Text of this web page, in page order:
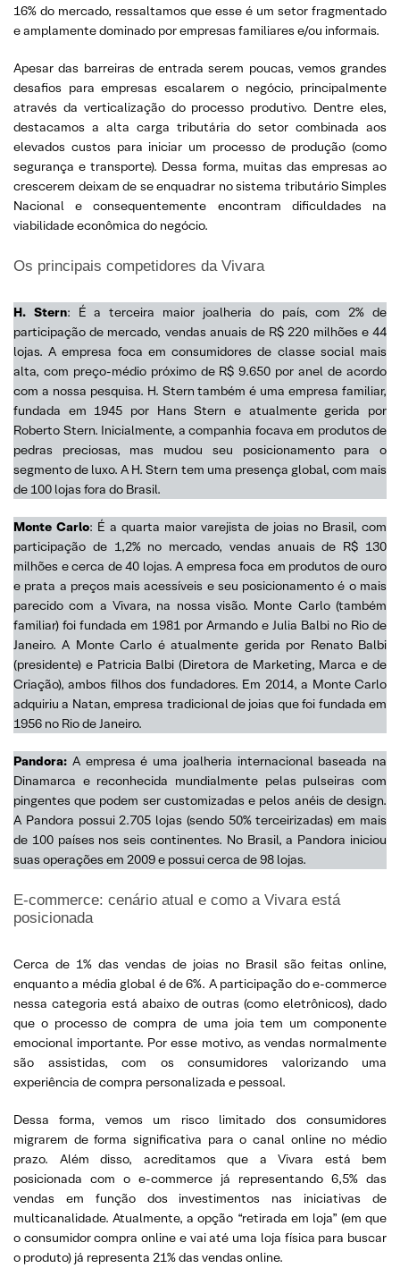
16% do mercado, ressaltamos que esse é um setor fragmentado
e amplamente dominado por empresas familiares e/ou informais.
Apesar das barreiras de entrada serem poucas, vemos grandes
desafios para empresas escalarem o negócio, principalmente
através da verticalização do processo produtivo. Dentre eles,
destacamos a alta carga tributária do setor combinada aos
elevados custos para iniciar um processo de produção (como
segurança e transporte). Dessa forma, muitas das empresas ao
crescerem deixam de se enquadrar no sistema tributário Simples
Nacional e consequentemente encontram dificuldades na
viabilidade econômica do negócio.
Os principais competidores da Vivara
H. Stern: É a terceira maior joalheria do país, com 2% de
participação de mercado, vendas anuais de R$ 220 milhões e 44
lojas. A empresa foca em consumidores de classe social mais
alta, com preço-médio próximo de R$ 9.650 por anel de acordo
com a nossa pesquisa. H. Stern também é uma empresa familiar,
fundada em 1945 por Hans Stern e atualmente gerida por
Roberto Stern. Inicialmente, a companhia focava em produtos de
pedras preciosas, mas mudou seu posicionamento para o
segmento de luxo. A H. Stern tem uma presença global, com mais
de 100 lojas fora do Brasil.
Monte Carlo: É a quarta maior varejista de joias no Brasil, com
participação de 1,2% no mercado, vendas anuais de R$ 130
milhões e cerca de 40 lojas. A empresa foca em produtos de ouro
e prata a preços mais acessíveis e seu posicionamento é o mais
parecido com a Vivara, na nossa visão. Monte Carlo (também
familiar) foi fundada em 1981 por Armando e Julia Balbi no Rio de
Janeiro. A Monte Carlo é atualmente gerida por Renato Balbi
(presidente) e Patricia Balbi (Diretora de Marketing, Marca e de
Criação), ambos filhos dos fundadores. Em 2014, a Monte Carlo
adquiriu a Natan, empresa tradicional de joias que foi fundada em
1956 no Rio de Janeiro.
Pandora: A empresa é uma joalheria internacional baseada na
Dinamarca e reconhecida mundialmente pelas pulseiras com
pingentes que podem ser customizadas e pelos anéis de design.
A Pandora possui 2.705 lojas (sendo 50% terceirizadas) em mais
de 100 países nos seis continentes. No Brasil, a Pandora iniciou
suas operações em 2009 e possui cerca de 98 lojas.
E-commerce: cenário atual e como a Vivara está
posicionada
Cerca de 1% das vendas de joias no Brasil são feitas online,
enquanto a média global é de 6%. A participação do e-commerce
nessa categoria está abaixo de outras (como eletrônicos), dado
que o processo de compra de uma joia tem um componente
emocional importante. Por esse motivo, as vendas normalmente
são assistidas, com os consumidores valorizando uma
experiência de compra personalizada e pessoal.
Dessa forma, vemos um risco limitado dos consumidores
migrarem de forma significativa para o canal online no médio
prazo. Além disso, acreditamos que a Vivara está bem
posicionada com o e-commerce já representando 6,5% das
vendas em função dos investimentos nas iniciativas de
multicanalidade. Atualmente, a opção “retirada em loja” (em que
o consumidor compra online e vai até uma loja física para buscar
o produto) já representa 21% das vendas online.